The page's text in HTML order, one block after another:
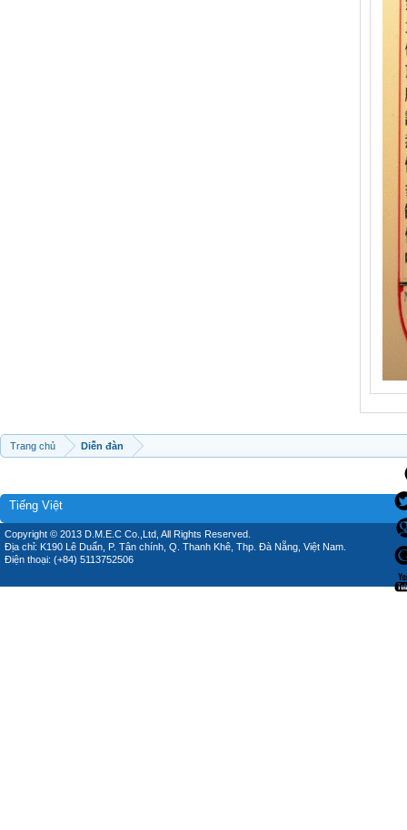
Trang chủ Diễn đàn
Tiếng Việt
Copyright © 2013 D.M.E.C Co.,Ltd, All Rights Reserved.
Địa chỉ: K190 Lê Duẩn, P. Tân chính, Q. Thanh Khê, Thp. Đà Nẵng, Việt Nam.
Điện thoại: (+84) 5113752506